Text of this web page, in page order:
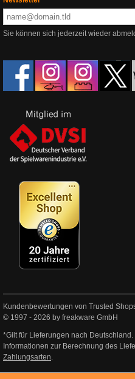
Sie können sich jederzeit wieder
Kundenbewertungen von Trusted
© 1997 - 2026 by freakware GmbH
*Gilt für Lieferungen nach
Informationen zur Berechnung des
Zahlungsarten